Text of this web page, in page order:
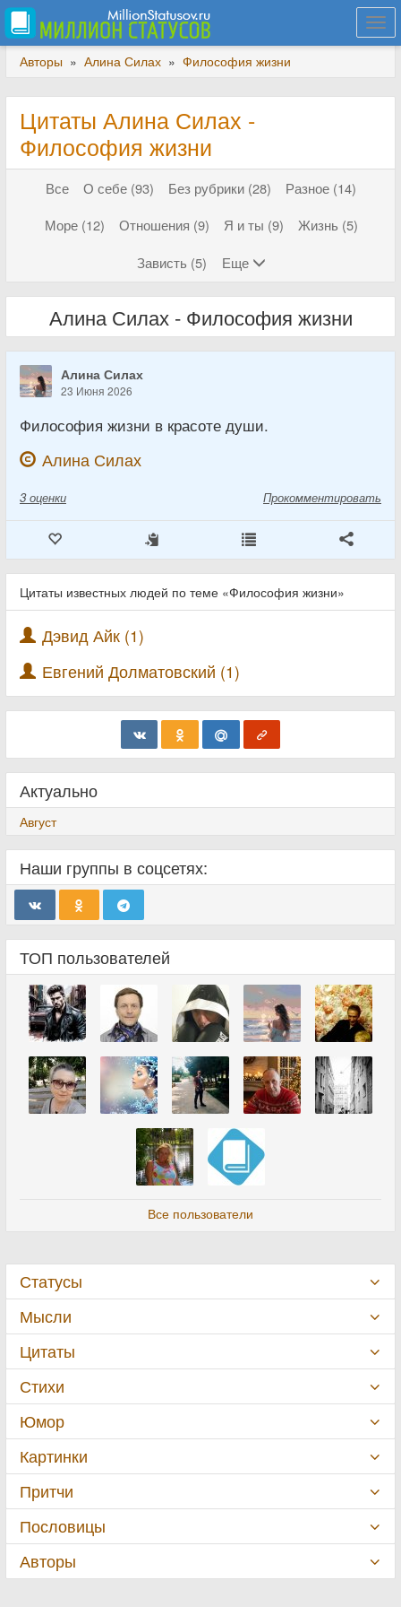
Авторы » Алина Силах » Философия жизни
Цитаты Алина Силах -
Философия жизни
Все О себе (93) Без рубрики (28)
Разное (14)
Море (12)
Отношения (9) Я и ты (9)
Жизнь (5)
Зависть (5)
Еще
Алина Силах - Философия жизни
Алина Силах
23 Июня 2026
Философия жизни в красоте души.
Алина Силах
3 оценки Прокомментировать
Цитаты известных людей по теме «Философия жизни»
Дэвид Айк (1)
Евгений Долматовский (1)
Актуально
Август
Наши группы в соцсетях:
ТОП пользователей
Все пользователи
Статусы
Мысли
Цитаты
Стихи
Юмор
Картинки
Притчи
Пословицы
Авторы